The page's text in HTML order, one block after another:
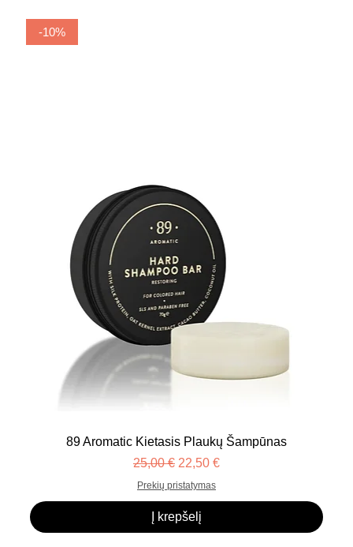
-10%
89 Aromatic Kietasis Plaukų Šampūnas
Įprastinė kaina
25,00 € Pardavimo kaina
22,50 €
Prekių pristatymas
Į krepšelį